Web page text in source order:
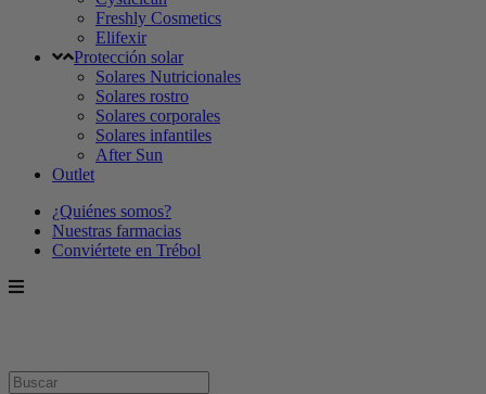
Freshly Cosmetics
Elifexir
Protección solar
Solares Nutricionales
Solares rostro
Solares corporales
Solares infantiles
After Sun
Outlet
¿Quiénes somos?
Nuestras farmacias
Conviértete en Trébol